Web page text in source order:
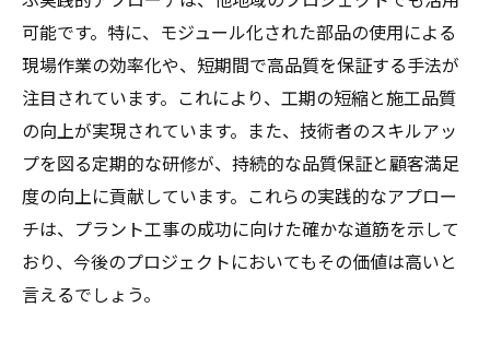
可能です。特に、モジュール化された部品の使用による
現場作業の効率化や、短期間で高品質を保証する手法が
注目されています。これにより、工期の短縮と施工品質
の向上が実現されています。また、技術者のスキルアッ
プを図る定期的な研修が、持続的な品質保証と顧客満足
度の向上に貢献しています。これらの実践的なアプロー
チは、プラント工事の成功に向けた確かな道筋を示して
おり、今後のプロジェクトにおいてもその価値は高いと
言えるでしょう。